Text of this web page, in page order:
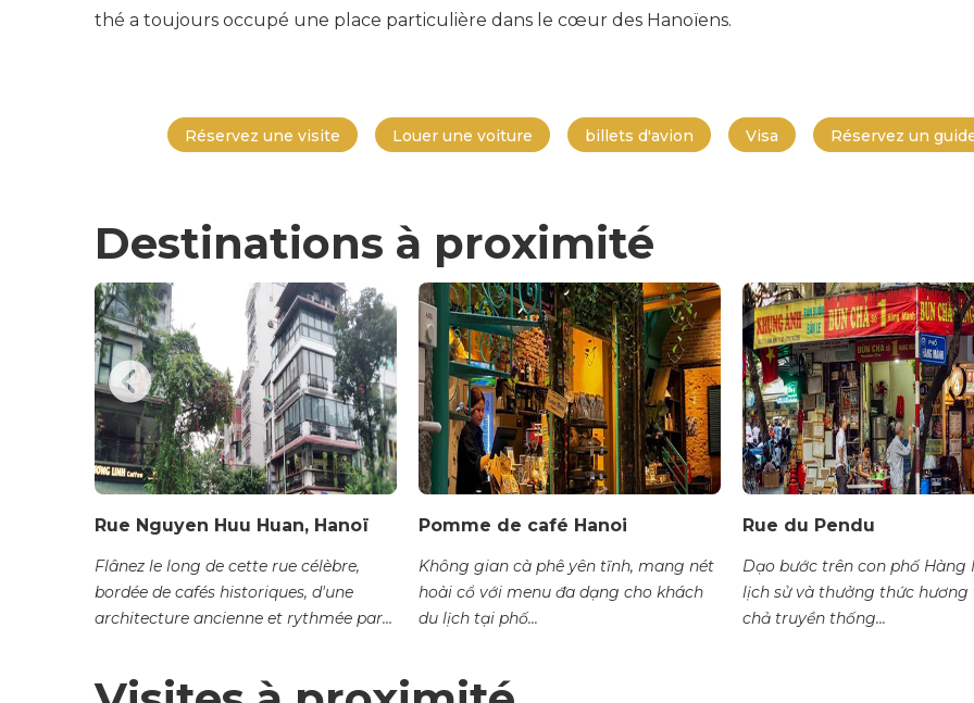
thé a toujours occupé une place particulière dans le cœur des Hanoïens.
Réservez une visite Louer une voiture billets d'avion Visa Réservez un
Destinations à proximité
Rue Nguyen Huu Huan, Hanoï
Flânez le long de cette rue célèbre,
bordée de cafés historiques, d'une
architecture ancienne et rythmée par
Pomme de café Hanoi
Không gian cà phê yên tĩnh, mang nét
hoài cổ với menu đa dạng cho khách
du lịch tại phố...
Rue du Pendu
Dạo bước trên con phố Hàng
lịch sử và thưởng thức hương
chả truyền thống...